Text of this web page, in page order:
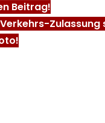
Beitrag!